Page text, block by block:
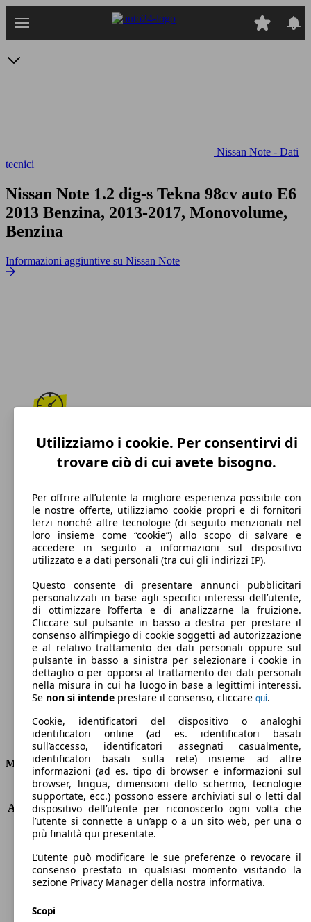
Nissan Note - Dati
tecnici
Nissan Note 1.2 dig-s Tekna 98cv auto E6
2013 Benzina, 2013-2017, Monovolume,
Benzina
Informazioni aggiuntive su Nissan Note
173 km/h
Velocità massima
Benzina
Carburante
119 g/km
Emissioni di CO2 (combinato)*
Consumi
Motore e Prestazioni
KW (PS)
72 kW (98 PS)
Accelerazione (0-100 km/h)
12.6s
Velocità massima (km/h)
173 km/h
Numero di marce
-
Coppia
147 nm
Cilindrata
1198 ccm
Carburante
Benzina
Trasmissione
Utilizziamo i cookie. Per consentirvi di
trovare ciò di cui avete bisogno.
Per offrire all’utente la migliore esperienza possibile con
le nostre offerte, utilizziamo cookie propri e di fornitori
terzi nonché altre tecnologie (di seguito menzionati nel
loro insieme come “cookie”) allo scopo di salvare e
accedere in seguito a informazioni sul dispositivo
utilizzato e a dati personali (tra cui gli indirizzi IP).
Questo consente di presentare annunci pubblicitari
personalizzati in base agli specifici interessi dell’utente,
di ottimizzare l’offerta e di analizzarne la fruizione.
Cliccare sul pulsante in basso a destra per prestare il
consenso all’impiego di cookie soggetti ad autorizzazione
e al relativo trattamento dei dati personali oppure sul
pulsante in basso a sinistra per selezionare i cookie in
dettaglio o per opporsi al trattamento dei dati personali
nella misura in cui ha luogo in base a legittimi interessi.
Se non si intende prestare il consenso, cliccare qui.
Cookie, identificatori del dispositivo o analoghi
identificatori online (ad es. identificatori basati
sull’accesso, identificatori assegnati casualmente,
identificatori basati sulla rete) insieme ad altre
informazioni (ad es. tipo di browser e informazioni sul
browser, lingua, dimensioni dello schermo, tecnologie
supportate, ecc.) possono essere archiviati sul o letti dal
dispositivo dell’utente per riconoscerlo ogni volta che
l’utente si connette a un’app o a un sito web, per una o
più finalità qui presentate.
L’utente può modificare le sue preferenze o revocare il
consenso prestato in qualsiasi momento visitando la
sezione Privacy Manager della nostra informativa.
Scopi